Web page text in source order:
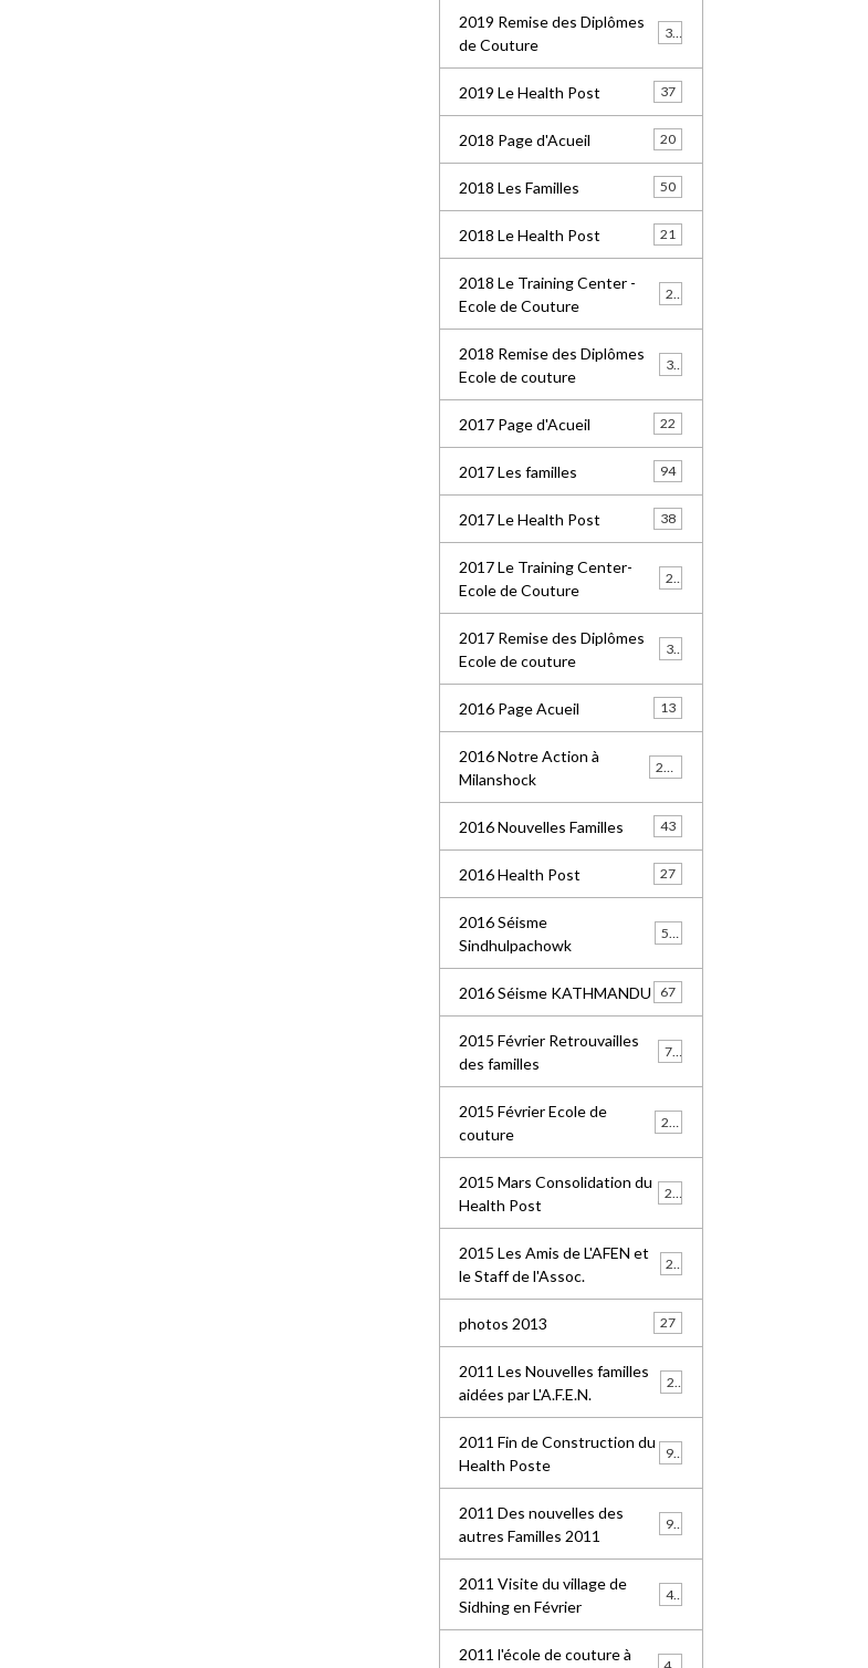
2019 Remise des Diplômes
de Couture
36
2019 Le Health Post 37
2018 Page d'Acueil 20
2018 Les Familles 50
2018 Le Health Post 21
2018 Le Training Center -
Ecole de Couture
2018 Remise des Diplômes
Ecole de couture
2017 Page d'Acueil 22
2017 Les familles 94
2017 Le Health Post 38
2017 Le Training Center-
Ecole de Couture
2017 Remise des Diplômes
Ecole de couture
2016 Page Acueil 13
2016 Notre Action à
Milanshock
2016 Nouvelles Familles 43
2016 Health Post 27
2016 Séisme
Sindhulpachowk
2016 Séisme KATHMANDU 67
2015 Février Retrouvailles
des familles
77
2015 Février Ecole de
couture
2015 Mars Consolidation du
Health Post
2015 Les Amis de L'AFEN et
le Staff de l'Assoc.
photos 2013 27
2011 Les Nouvelles familles
aidées par L'A.F.E.N.
2011 Fin de Construction du
Health Poste
99
2011 Des nouvelles des
autres Familles 2011
2011 Visite du village de
Sidhing en Février
41
2011 l'école de couture à
49